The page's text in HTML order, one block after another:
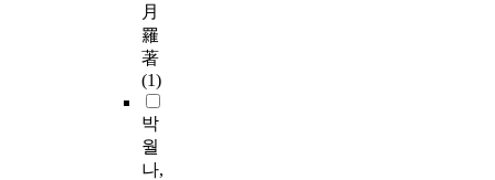
月
羅
著
(1)
박
월
나,